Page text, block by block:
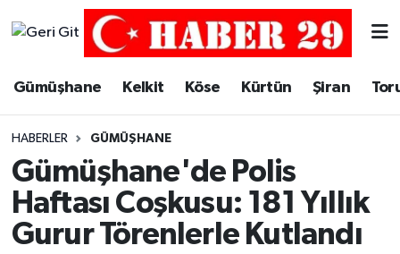
Gümüşhane Kelkit Köse Kürtün Şiran
HABERLER GÜMÜŞHANE
Gümüşhane'de Polis
Haftası Coşkusu: 181 Yıllık
Gurur Törenlerle Kutlandı
Merkez Trafik Yoğunluk Haritası
Süper Lig Puan Durumu ve Fikstür
Tüm Manşetler